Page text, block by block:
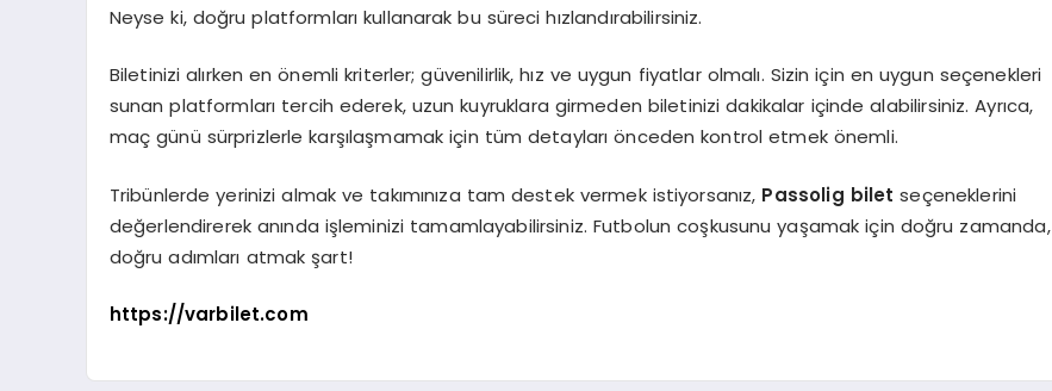
Neyse ki, doğru platformları kullanarak bu süreci hızlandırabilirsiniz.
Biletinizi alırken en önemli kriterler; güvenilirlik, hız ve uygun fiyatlar olmalı. Sizin için en uygun seçenekleri
sunan platformları tercih ederek, uzun kuyruklara girmeden biletinizi dakikalar içinde alabilirsiniz. Ayrıca,
maç günü sürprizlerle karşılaşmamak için tüm detayları önceden kontrol etmek önemli.
Tribünlerde yerinizi almak ve takımınıza tam destek vermek istiyorsanız, Passolig bilet seçeneklerini
değerlendirerek anında işleminizi tamamlayabilirsiniz. Futbolun coşkusunu yaşamak için doğru zamanda,
doğru adımları atmak şart!
https://varbilet.com